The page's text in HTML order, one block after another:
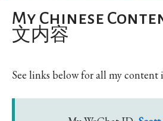
My Chinese
文内容
See links below for all my content